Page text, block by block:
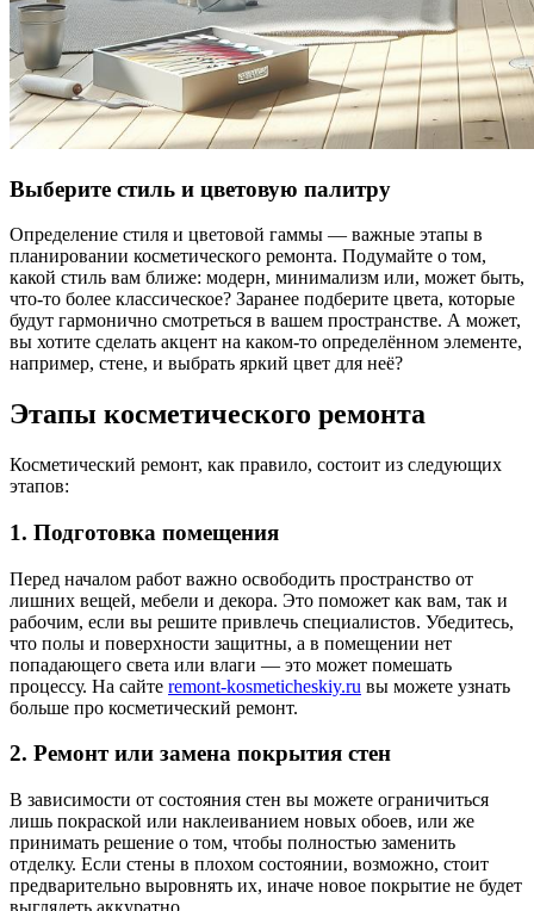
Выберите стиль и цветовую палитру
Определение стиля и цветовой гаммы — важные этапы в
планировании косметического ремонта. Подумайте о том,
какой стиль вам ближе: модерн, минимализм или, может быть,
что-то более классическое? Заранее подберите цвета, которые
будут гармонично смотреться в вашем пространстве. А может,
вы хотите сделать акцент на каком-то определённом элементе,
например, стене, и выбрать яркий цвет для неё?
Этапы косметического ремонта
Косметический ремонт, как правило, состоит из следующих
этапов:
1. Подготовка помещения
Перед началом работ важно освободить пространство от
лишних вещей, мебели и декора. Это поможет как вам, так и
рабочим, если вы решите привлечь специалистов. Убедитесь,
что полы и поверхности защитны, а в помещении нет
попадающего света или влаги — это может помешать
процессу. На сайте remont-kosmeticheskiy.ru вы можете узнать
больше про косметический ремонт.
2. Ремонт или замена покрытия стен
В зависимости от состояния стен вы можете ограничиться
лишь покраской или наклеиванием новых обоев, или же
принимать решение о том, чтобы полностью заменить
отделку. Если стены в плохом состоянии, возможно, стоит
предварительно выровнять их, иначе новое покрытие не будет